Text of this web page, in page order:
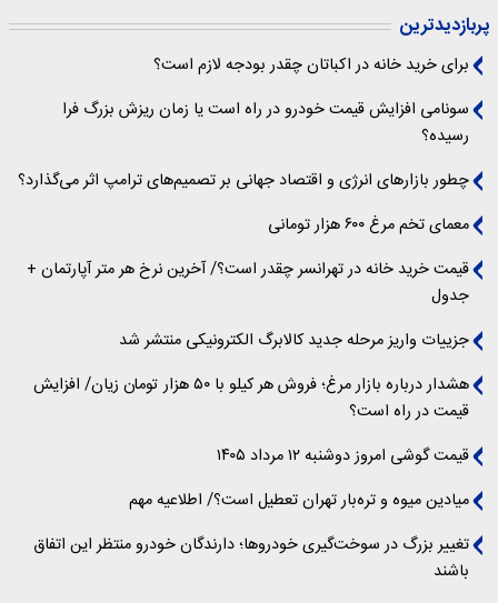
پربازدیدترین
برای خرید خانه در اکباتان چقدر بودجه لازم است؟
سونامی افزایش قیمت خودرو در راه است یا زمان ریزش بزرگ فرا
رسیده؟
چطور بازارهای انرژی و اقتصاد جهانی بر تصمیم‌های ترامپ اثر می‌گذارد؟
معمای تخم مرغ ۶۰۰ هزار تومانی
قیمت خرید خانه در تهرانسر چقدر است؟/ آخرین نرخ هر متر آپارتمان +
جدول
جزییات واریز مرحله جدید کالابرگ الکترونیکی منتشر شد
هشدار درباره بازار مرغ؛ فروش هر کیلو با ۵۰ هزار تومان زیان/ افزایش
قیمت در راه است؟
قیمت گوشی امروز دوشنبه ۱۲ مرداد ۱۴۰۵
میادین میوه و تره‌بار تهران تعطیل است؟/ اطلاعیه مهم
تغییر بزرگ در سوخت‌گیری خودروها؛ دارندگان خودرو منتظر این اتفاق
باشند